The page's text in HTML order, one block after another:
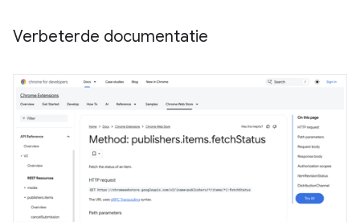
Verbeterde documentatie